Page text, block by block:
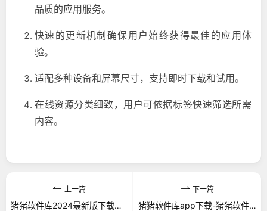
品质的应用服务。
快速的更新机制确保用户始终获得最佳的应用体
验。
适配多种设备和屏幕尺寸，支持即时下载和试用。
在线资源分类细致，用户可依据标签快速筛选所需
内容。
上一篇
猪猪软件库2024最新版下载正版-猪猪软件库最新2024下载安装
下一篇
猪猪软件库app下载-猪猪软件库1.9最新版本下载